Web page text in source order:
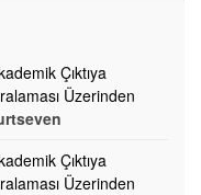
Çıktıya
Üzerinden
Çıktıya
Üzerinden